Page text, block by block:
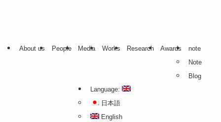
About us People Media Works Research Awards
note
Note
Blog
Language:
日本語
English